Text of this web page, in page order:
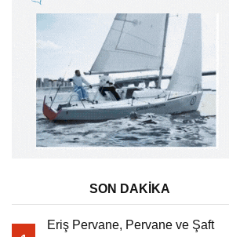
SON DAKİKA
Eriş Pervane, Pervane ve Şaft